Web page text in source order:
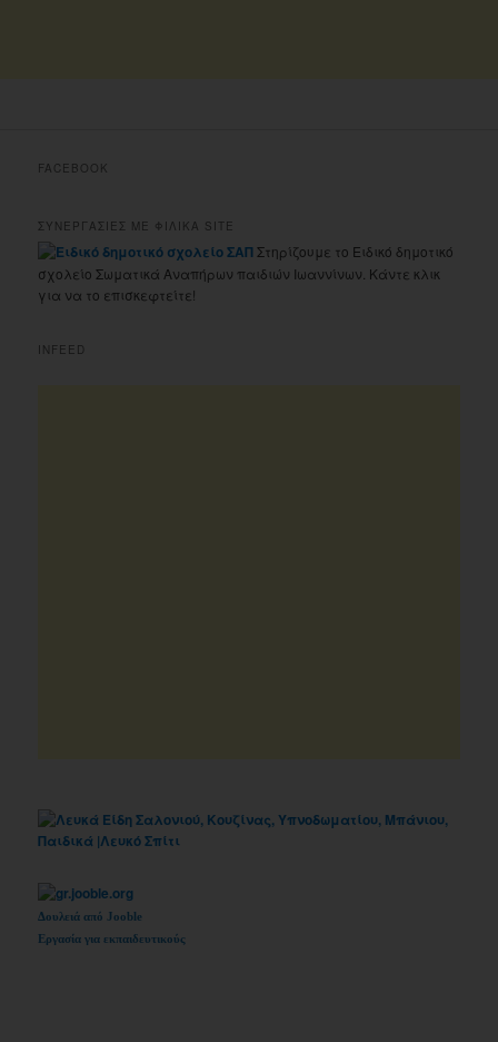
FACEBOOK
ΣΥΝΕΡΓΑΣΙΕΣ ΜΕ ΦΙΛΙΚΑ SITE
Στηρίζουμε το Ειδικό δημοτικό
σχολείο Σωματικά Αναπήρων παιδιών Ιωαννίνων. Κάντε κλικ
για να το επισκεφτείτε!
INFEED
Δουλειά από Jooble
Εργασία για εκπαιδευτικούς